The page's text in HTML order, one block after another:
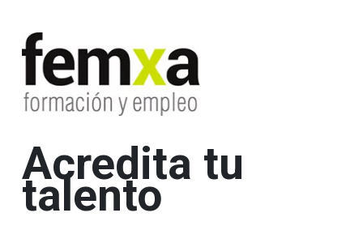
Acredita tu
talento